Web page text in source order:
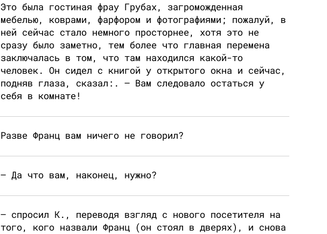
Это была гостиная фрау Грубах, загроможденная
мебелью, коврами, фарфором и фотографиями; пожалуй, в
ней сейчас стало немного просторнее, хотя это не
сразу было заметно, тем более что главная перемена
заключалась в том, что там находился какой-то
человек. Он сидел с книгой у открытого окна и сейчас,
подняв глаза, сказал:. – Вам следовало остаться у
себя в комнате!
Разве Франц вам ничего не говорил?
– Да что вам, наконец, нужно?
– спросил К., переводя взгляд с нового посетителя на
того, кого назвали Франц (он стоял в дверях), и снова